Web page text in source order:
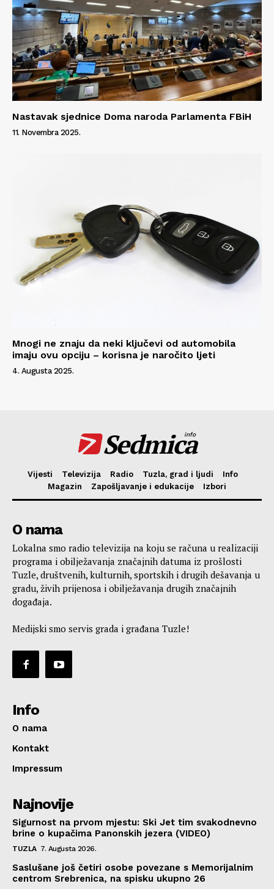
Nastavak sjednice Doma naroda Parlamenta FBiH
11. Novembra 2025.
Mnogi ne znaju da neki ključevi od automobila
imaju ovu opciju – korisna je naročito ljeti
4. Augusta 2025.
Sedmica
info
Vijesti Televizija Radio Tuzla, grad i ljudi
Info
Magazin
Zapošljavanje i edukacije Izbori
O nama
Lokalna smo radio televizija na koju se računa u realizaciji
programa i obilježavanja značajnih datuma iz prošlosti
Tuzle, društvenih, kulturnih, sportskih i drugih dešavanja u
gradu, živih prijenosa i obilježavanja drugih značajnih
događaja.
Medijski smo servis grada i građana Tuzle!
Info
O nama
Kontakt
Impressum
Najnovije
Sigurnost na prvom mjestu: Ski Jet tim svakodnevno
brine o kupačima Panonskih jezera (VIDEO)
TUZLA 7. Augusta 2026.
Saslušane još četiri osobe povezane s Memorijalnim
centrom Srebrenica, na spisku ukupno 26